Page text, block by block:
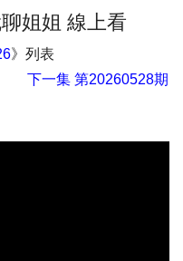
姐姐 線上看
》列表
下一集第20260528期